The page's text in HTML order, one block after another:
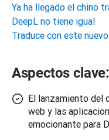
Ya ha llegado el chino
DeepL no tiene igual
Traduce con este
Aspectos clave:
El lanzamiento del
web y las
emocionante para